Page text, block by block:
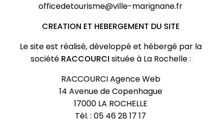
officedetourisme@ville-marignane.fr
CREATION ET HEBERGEMENT DU SITE
Le site est réalisé, développé et hébergé par la
société RACCOURCI située à La Rochelle :
RACCOURCI Agence Web
14 Avenue de Copenhague
17000 LA ROCHELLE
Tél. : 05 46 28 17 17